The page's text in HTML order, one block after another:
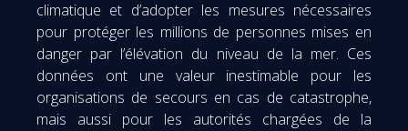
climatique et d’adopter les mesures nécessaires
pour protéger les millions de personnes mises en
danger par l’élévation du niveau de la mer. Ces
données ont une valeur inestimable pour les
organisations de secours en cas de catastrophe,
mais aussi pour les autorités chargées de la